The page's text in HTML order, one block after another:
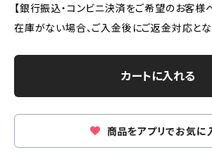
【銀行振込・コンビニ決済をご希望のお客様へ
在庫がない場合、ご入金後にご返金対応とな
カートに入れる
商品をアプリでお気に